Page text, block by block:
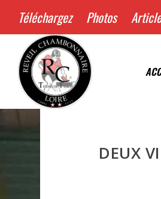
Téléchargez Photos
DEUX